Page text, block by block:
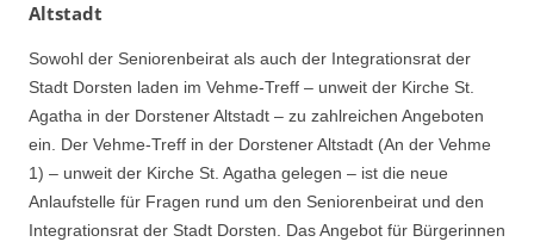
Altstadt
Sowohl der Seniorenbeirat als auch der Integrationsrat der
Stadt Dorsten laden im Vehme-Treff – unweit der Kirche St.
Agatha in der Dorstener Altstadt – zu zahlreichen Angeboten
ein. Der Vehme-Treff in der Dorstener Altstadt (An der Vehme
1) – unweit der Kirche St. Agatha gelegen – ist die neue
Anlaufstelle für Fragen rund um den Seniorenbeirat und den
Integrationsrat der Stadt Dorsten. Das Angebot für Bürgerinnen